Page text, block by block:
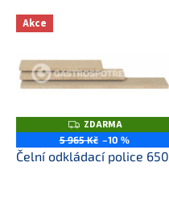
V Akce
Z
D
A
R
ZDARMA
5 965 Kč –10 %
Čelní odkládací police 650